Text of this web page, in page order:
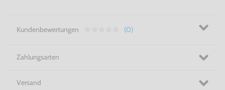
Kundenbewertungen (0)
Zahlungsarten
Versand